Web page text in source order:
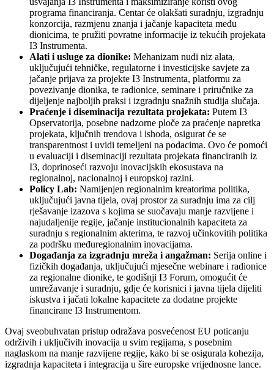
programa financiranja. Centar će olakšati suradnju, izgradnju
konzorcija, razmjenu znanja i jačanje kapaciteta među
dionicima, te pružiti povratne informacije iz tekućih projekata
I3 Instrumenta.
Alati i usluge za dionike: Mehanizam nudi niz alata,
uključujući tehničke, regulatorne i investicijske savjete za
jačanje prijava za projekte I3 Instrumenta, platformu za
povezivanje dionika, te radionice, seminare i priručnike za
dijeljenje najboljih praksi i izgradnju snažnih studija slučaja.
Praćenje i diseminacija rezultata projekata: Putem I3
Opservatorija, posebne nadzorne ploče za praćenje napretka
projekata, ključnih trendova i ishoda, osigurat će se
transparentnost i uvidi temeljeni na podacima. Ovo će pomoći
u evaluaciji i diseminaciji rezultata projekata financiranih iz
I3, doprinoseći razvoju inovacijskih ekosustava na
regionalnoj, nacionalnoj i europskoj razini.
Policy Lab: Namijenjen regionalnim kreatorima politika,
uključujući javna tijela, ovaj prostor za suradnju ima za cilj
rješavanje izazova s kojima se suočavaju manje razvijene i
najudaljenije regije, jačanje institucionalnih kapaciteta za
suradnju s regionalnim akterima, te razvoj učinkovitih politika
za podršku međuregionalnim inovacijama.
Događanja za izgradnju mreža i angažman: Serija online i
fizičkih događanja, uključujući mjesečne webinare i radionice
za regionalne dionike, te godišnji I3 Forum, omogućit će
umrežavanje i suradnju, gdje će korisnici i javna tijela dijeliti
iskustva i jačati lokalne kapacitete za dodatne projekte
financirane I3 Instrumentom.
Ovaj sveobuhvatan pristup odražava posvećenost EU poticanju
održivih i uključivih inovacija u svim regijama, s posebnim
naglaskom na manje razvijene regije, kako bi se osigurala kohezija,
izgradnja kapaciteta i integracija u šire europske vrijednosne lance.